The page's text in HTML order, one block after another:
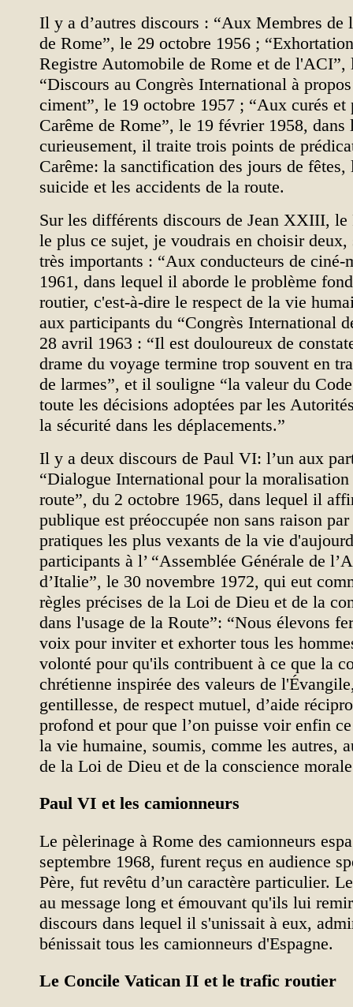
Il y a d’autres discours : “Aux Membres de
de Rome”, le 29 octobre 1956 ;
Registre Automobile de Rome et de l'ACI”,
“Discours au Congrès International à
ciment”, le 19 octobre 1957 ; “Aux curés et
Carême de Rome”, le 19 février 1958, dans
curieusement, il traite trois points de
Carême: la sanctification des jours de
suicide et les accidents de la route.
Sur les différents discours de Jean XXIII,
le plus ce sujet, je voudrais en choisir deux,
très importants : “Aux conducteurs de ciné-
1961, dans lequel il aborde le problème
routier, c'est-à-dire le respect de la vie
aux participants du “Congrès International
28 avril 1963 : “Il est douloureux de
drame du voyage termine trop souvent en
de larmes”, et il souligne “la valeur du
toute les décisions adoptées par les
la sécurité dans les déplacements.”
Il y a deux discours de Paul VI: l’un aux
“Dialogue International pour la moralisation
route”, du 2 octobre 1965, dans lequel il
publique est préoccupée non sans raison
pratiques les plus vexants de la vie
participants à l’ “Assemblée Générale de
d’Italie”, le 30 novembre 1972, qui eut
règles précises de la Loi de Dieu et de la
dans l'usage de la Route”: “Nous élevons
voix pour inviter et exhorter tous les
volonté pour qu'ils contribuent à ce que la
chrétienne inspirée des valeurs de
gentillesse, de respect mutuel, d’aide
profond et pour que l’on puisse voir enfin
la vie humaine, soumis, comme les autres,
de la Loi de Dieu et de la conscience
Paul VI et les camionneurs
Le pèlerinage à Rome des camionneurs
septembre 1968, furent reçus en audience
Père, fut revêtu d’un caractère particulier.
au message long et émouvant qu'ils lui
discours dans lequel il s'unissait à eux,
bénissait tous les camionneurs d'Espagne.
Le Concile Vatican II et le trafic routier